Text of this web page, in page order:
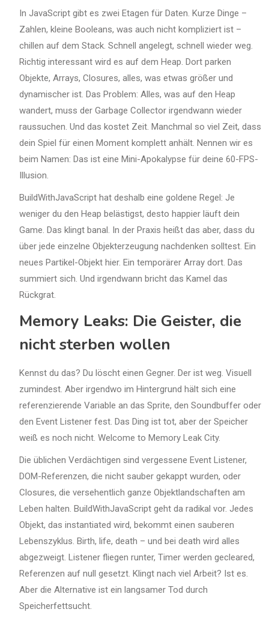
In JavaScript gibt es zwei Etagen für Daten. Kurze Dinge –
Zahlen, kleine Booleans, was auch nicht kompliziert ist –
chillen auf dem Stack. Schnell angelegt, schnell wieder weg.
Richtig interessant wird es auf dem Heap. Dort parken
Objekte, Arrays, Closures, alles, was etwas größer und
dynamischer ist. Das Problem: Alles, was auf den Heap
wandert, muss der Garbage Collector irgendwann wieder
raussuchen. Und das kostet Zeit. Manchmal so viel Zeit, dass
dein Spiel für einen Moment komplett anhält. Nennen wir es
beim Namen: Das ist eine Mini-Apokalypse für deine 60-FPS-
Illusion.
BuildWithJavaScript hat deshalb eine goldene Regel: Je
weniger du den Heap belästigst, desto happier läuft dein
Game. Das klingt banal. In der Praxis heißt das aber, dass du
über jede einzelne Objekterzeugung nachdenken solltest. Ein
neues Partikel-Objekt hier. Ein temporärer Array dort. Das
summiert sich. Und irgendwann bricht das Kamel das
Rückgrat.
Memory Leaks: Die Geister, die
nicht sterben wollen
Kennst du das? Du löscht einen Gegner. Der ist weg. Visuell
zumindest. Aber irgendwo im Hintergrund hält sich eine
referenzierende Variable an das Sprite, den Soundbuffer oder
den Event Listener fest. Das Ding ist tot, aber der Speicher
weiß es noch nicht. Welcome to Memory Leak City.
Die üblichen Verdächtigen sind vergessene Event Listener,
DOM-Referenzen, die nicht sauber gekappt wurden, oder
Closures, die versehentlich ganze Objektlandschaften am
Leben halten. BuildWithJavaScript geht da radikal vor. Jedes
Objekt, das instantiated wird, bekommt einen sauberen
Lebenszyklus. Birth, life, death – und bei death wird alles
abgezweigt. Listener fliegen runter, Timer werden gecleared,
Referenzen auf null gesetzt. Klingt nach viel Arbeit? Ist es.
Aber die Alternative ist ein langsamer Tod durch
Speicherfettsucht.